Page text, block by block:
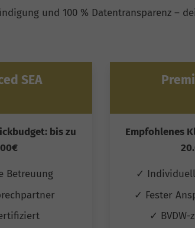
und 100 % Datentransparenz –
SEA
bis zu
Betreuung
Empfohlenes
✓
✓ Fester
✓